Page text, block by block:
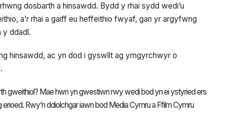
dosbarth a hinsawdd. Bydd y rhai sydd wedi’u
a’r rhai a gaiff eu heffeithio fwyaf, gan yr argyfwng
y ddadl.
hinsawdd, ac yn dod i gyswllt ag ymgyrchwyr o
gweithiol? Mae hwn yn gwestiwn rwy wedi bod yn ei ystyried ers
Rwy’n ddiolchgar iawn bod Media Cymru a Ffilm Cymru